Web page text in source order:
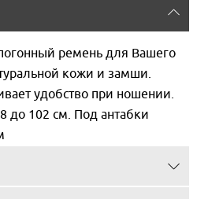
ремень для Вашего
кожи и замши.
удобство при ношении.
до 102 см. Под антабки